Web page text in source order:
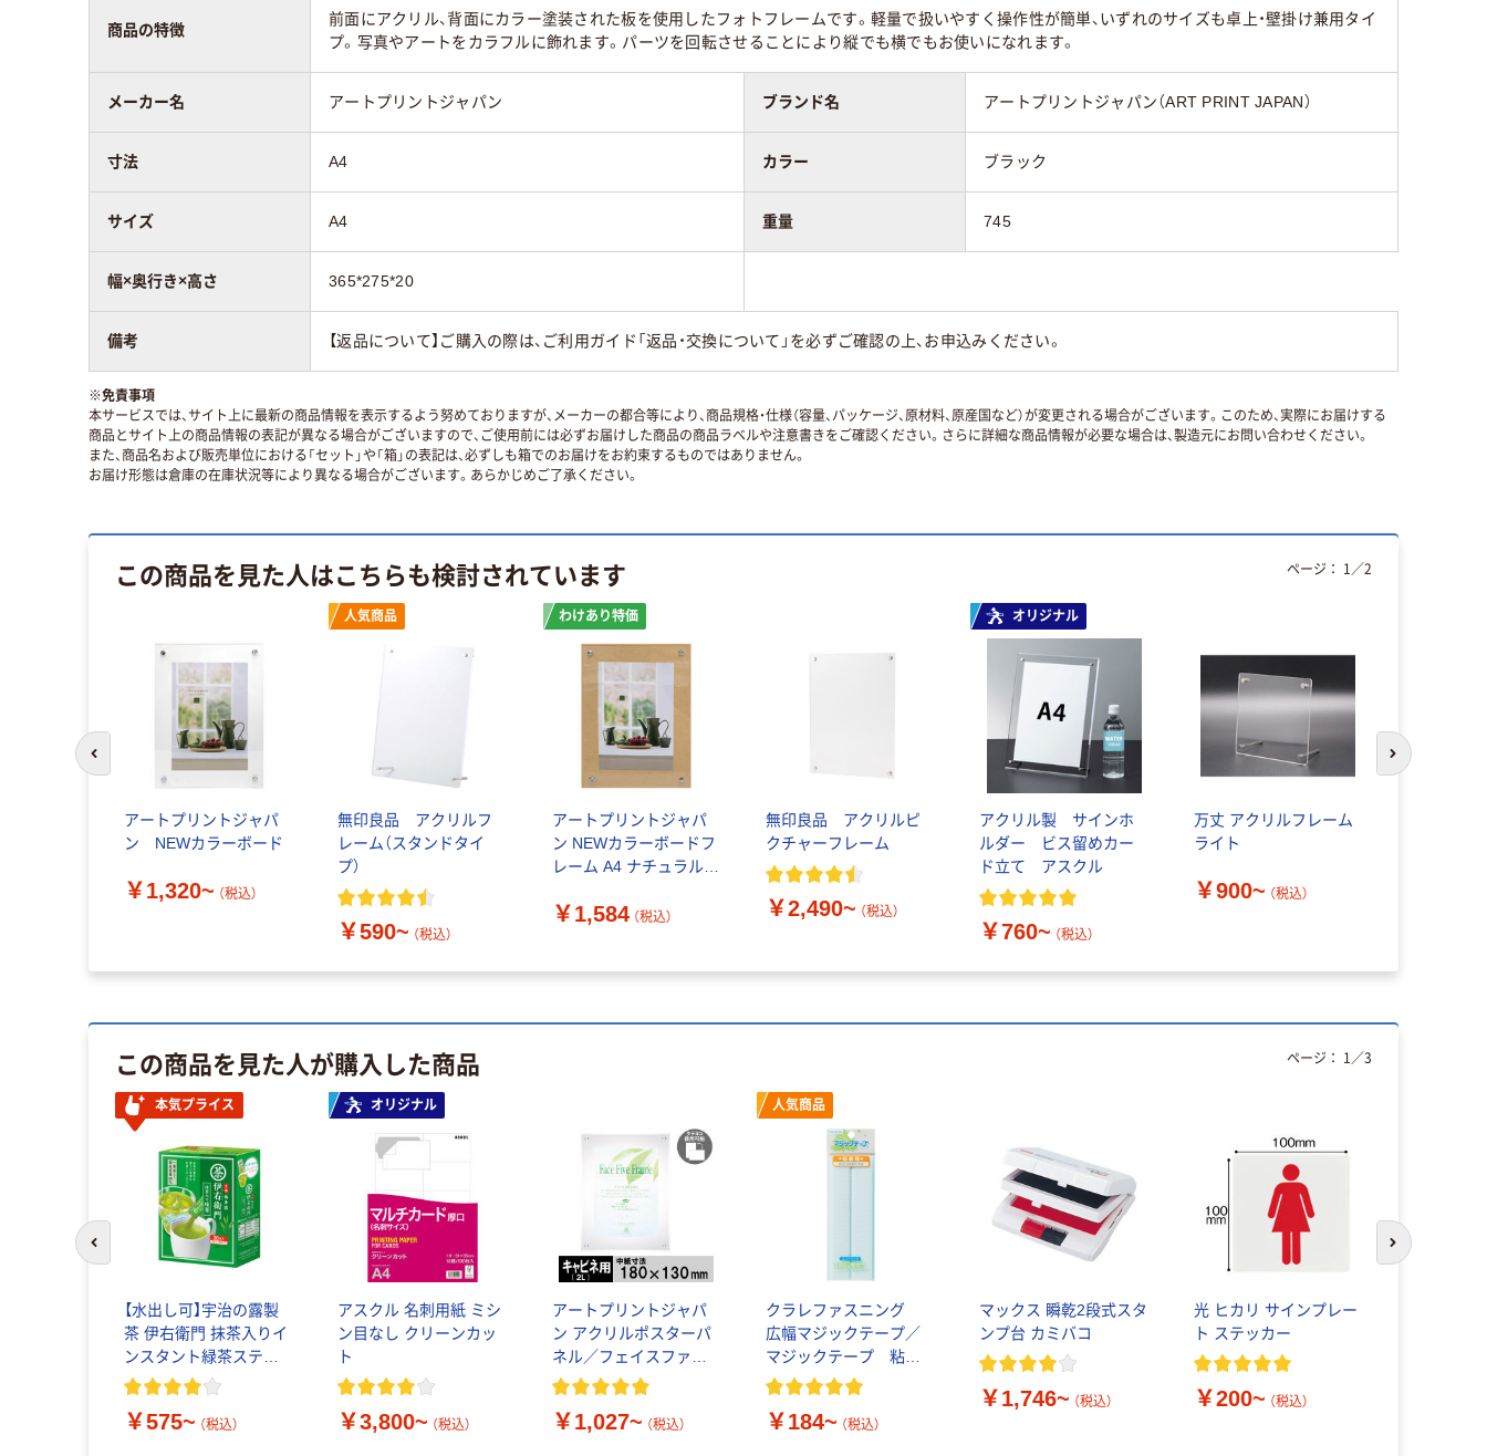
商品の特徴
前面にアクリル、背面にカラー塗装された板を使用したフォトフレームです。軽量で扱いやすく操作性が簡単、いずれのサイズも卓上・壁掛け兼用タイ
プ。写真やアートをカラフルに飾れます。パーツを回転させることにより縦でも横でもお使いになれます。
メーカー名 アートプリントジャパン ブランド名 アートプリントジャパン（ART PRINT JAPAN）
寸法 A4 カラー ブラック
サイズ A4 重量 745
幅×奥行き×高さ 365*275*20
備考 【返品について】ご購入の際は、ご利用ガイド「返品・交換について」を必ずご確認の上、お申込みください。
※免責事項
本サービスでは、サイト上に最新の商品情報を表示するよう努めておりますが、メーカーの都合等により、商品規格・仕様（容量、パッケージ、原材料、原産国など）が変更される場合がございます。このため、実際にお届けする
商品とサイト上の商品情報の表記が異なる場合がございますので、ご使用前には必ずお届けした商品の商品ラベルや注意書きをご確認ください。さらに詳細な商品情報が必要な場合は、製造元にお問い合わせください。
また、商品名および販売単位における「セット」や「箱」の表記は、必ずしも箱でのお届けをお約束するものではありません。
お届け形態は倉庫の在庫状況等により異なる場合がございます。あらかじめご了承ください。
この商品を見た人はこちらも検討されています
アートプリントジャパ
ン NEWカラーボード
￥1,320~ （税込）
人気商品
無印良品 アクリルフ
レーム（スタンドタイ
プ）
￥590~ （税込）
わけあり特価
アートプリントジャパ
ン NEWカラーボードフ
レーム A4 ナチュラル 1
￥1,584 （税込）
無印良品 アクリルピ
クチャーフレーム
￥2,490~ （税込）
オリジナル
アクリル製 サインホ
ルダー ビス留めカー
ド立て アスクル
￥760~ （税込）
万丈 アクリルフレーム
ライト
￥900~ （税込）
ページ： 1 ／2
前のスライドへ 次のスライド
この商品を見た人が購入した商品
本気プライス
【水出し可】宇治の露製
茶 伊右衛門 抹茶入りイ
ンスタント緑茶スティ
ック
￥575~ （税込）
オリジナル
アスクル 名刺用紙 ミシ
ン目なし クリーンカッ
ト
￥3,800~ （税込）
アートプリントジャパ
ン アクリルポスターパ
ネル／フェイスファイ
ブフレーム クリア
￥1,027~ （税込）
人気商品
クラレファスニング
広幅マジックテープ／
マジックテープ 粘着
用
￥184~ （税込）
マックス 瞬乾2段式スタ
ンプ台 カミバコ
￥1,746~ （税込）
光 ヒカリ サインプレー
ト ステッカー
￥200~ （税込）
ページ： 1 ／3
前のスライドへ 次のスライド